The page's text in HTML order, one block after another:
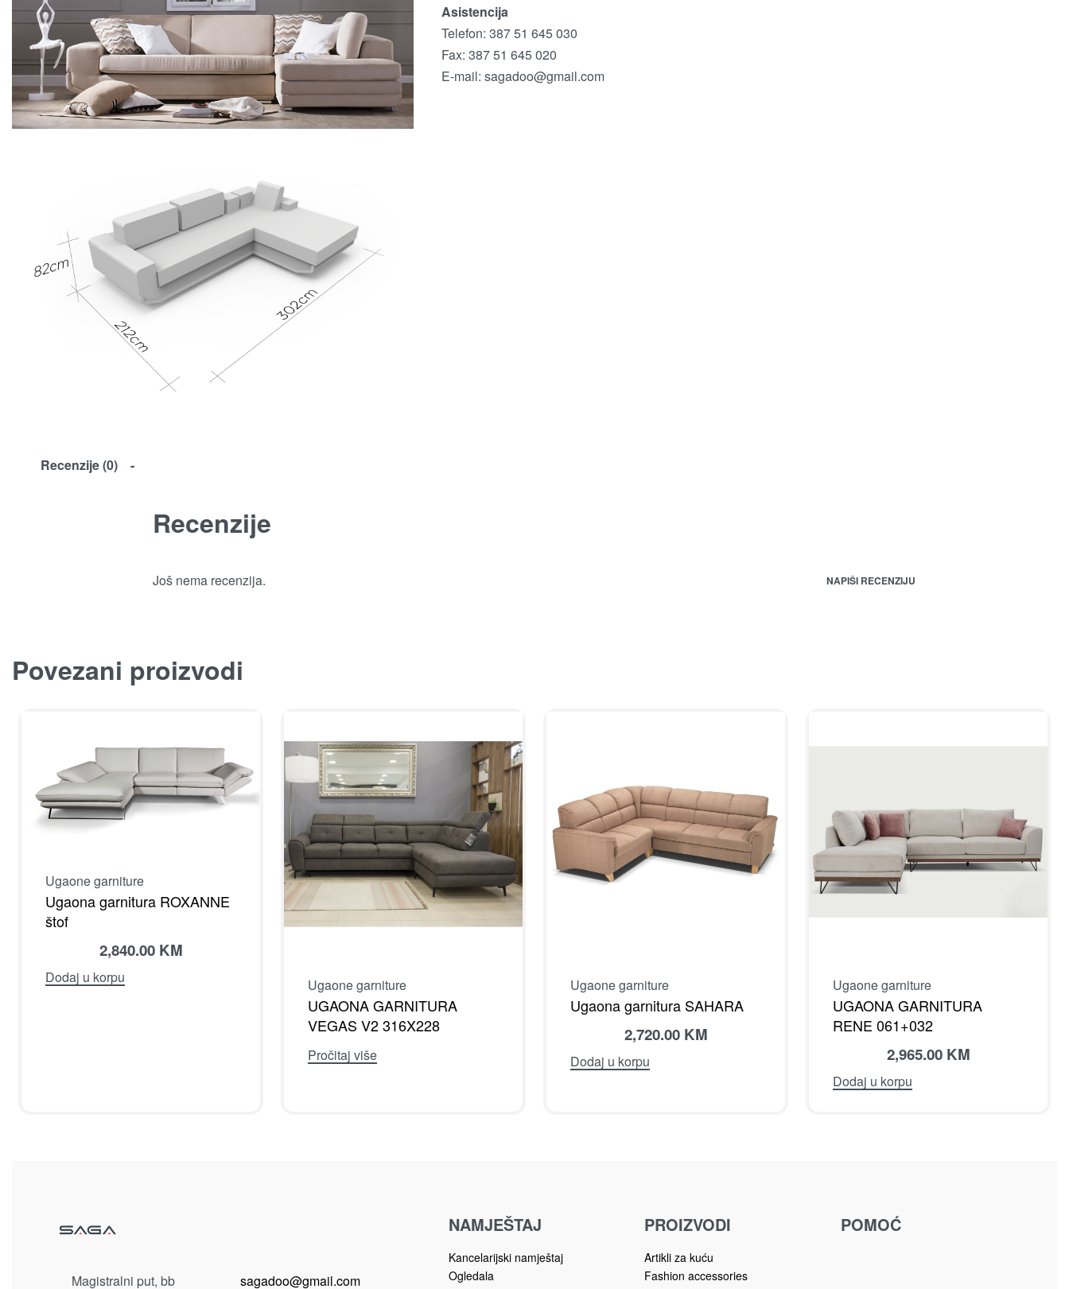
Asistencija
Telefon: 387 51 645 030
Fax: 387 51 645 020
E-mail: sagadoo@gmail.com
Recenzije (0)
Recenzije
Još nema recenzija. NAPIŠI RECENZIJU
Povezani proizvodi
Ugaone garniture
Ugaona garnitura ROXANNE
štof
2,840.00 KM
Dodaj u korpu Ugaone garniture
UGAONA GARNITURA
VEGAS V2 316X228
Pročitaj više
Ugaone garniture
Ugaona garnitura SAHARA
2,720.00 KM
Dodaj u korpu
Ugaone garniture
UGAONA GARNITURA
RENE 061+032
2,965.00 KM
Dodaj u korpu
Magistralni put, bb sagadoo@gmail.com
NAMJEŠTAJ
Kancelarijski namještaj
Ogledala
PROIZVODI
Artikli za kuću
Fashion accessories
POMOĆ